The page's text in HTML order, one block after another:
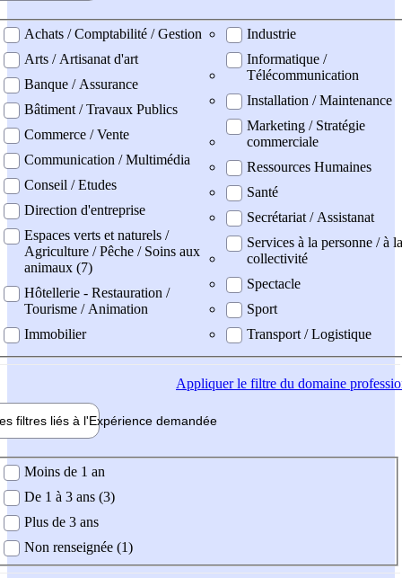
professionel
Achats / Comptabilité / Gestion
Arts / Artisanat d'art
Banque / Assurance
Bâtiment / Travaux Publics
Commerce / Vente
Communication / Multimédia
Conseil / Etudes
Direction d'entreprise
Espaces verts et naturels /
Agriculture / Pêche / Soins aux
animaux (7)
Hôtellerie - Restauration /
Tourisme / Animation
Immobilier
Industrie
Informatique /
Télécommunication
Installation / Maintenance
Marketing / Stratégie
commerciale
Ressources Humaines
Santé
Secrétariat / Assistanat
Services à la personne / à la
collectivité
Spectacle
Sport
Transport / Logistique
Appliquerle filtre du domaine
filtres liés à l'Expérience demandée
demandée
Moins de 1 an
De 1 à 3 ans (3)
Plus de 3 ans
Non renseignée (1)